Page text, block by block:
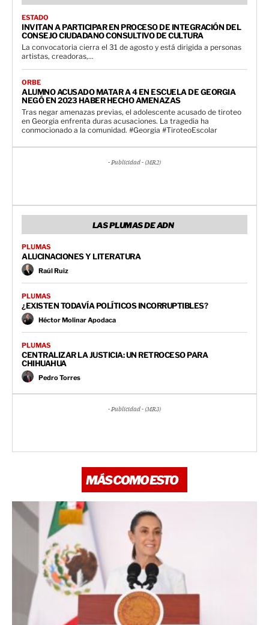
ESTADO
INVITAN A PARTICIPAR EN PROCESO DE INTEGRACIÓN DEL
CONSEJO CIUDADANO CONSULTIVO DE CULTURA
La convocatoria cierra el 31 de agosto y está dirigida a personas
artistas, creadoras,...
ORBE
ALUMNO ACUSADO MATAR A 4 EN ESCUELA DE GEORGIA
NEGÓ EN 2023 HABER HECHO AMENAZAS
Tras negar amenazas previas, el adolescente acusado de tiroteo
en Georgia enfrenta duras acusaciones. La tragedia ha
conmocionado a la comunidad. #Georgia #TiroteoEscolar
- Publicidad - (MR2)
LAS PLUMAS DE ADN
PLUMAS
ALUCINACIONES Y LITERATURA
Raúl Ruiz
PLUMAS
¿EXISTEN TODAVÍA POLÍTICOS INCORRUPTIBLES?
Héctor Molinar Apodaca
PLUMAS
CENTRALIZAR LA JUSTICIA: UN RETROCESO PARA
CHIHUAHUA
Pedro Torres
- Publicidad - (MR3)
MÁS COMO ESTO